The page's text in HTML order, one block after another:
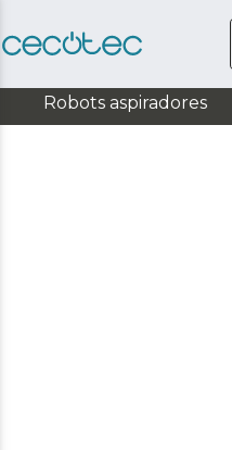
Robots aspiradores